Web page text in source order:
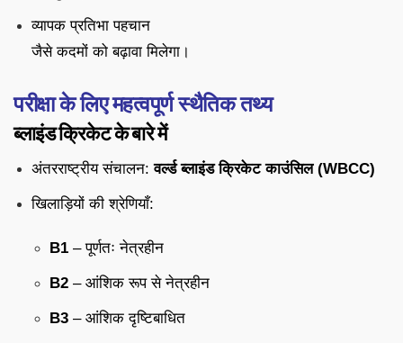
व्यापक प्रतिभा पहचान
जैसे कदमों को बढ़ावा मिलेगा।
परीक्षा के लिए महत्वपूर्ण स्थैतिक तथ्य
ब्लाइंड क्रिकेट के बारे में
अंतरराष्ट्रीय संचालन:वर्ल्ड ब्लाइंड क्रिकेट काउंसिल (WBCC)
खिलाड़ियों की श्रेणियाँ:
B1 – पूर्णतः नेत्रहीन
B2 – आंशिक रूप से नेत्रहीन
B3 – आंशिक दृष्टिबाधित